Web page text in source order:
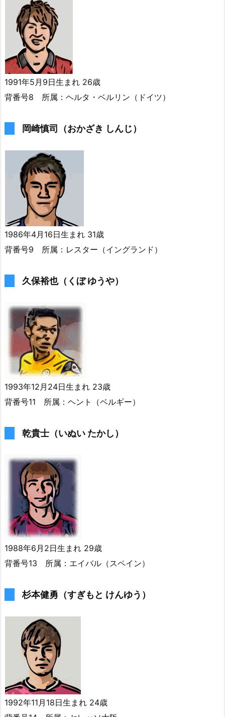
1991年5月9日生まれ 26歳
背番号8 所属：ヘルタ・ベルリン（ドイツ）
岡崎慎司（おかざき しんじ）
1986年4月16日生まれ 31歳
背番号9 所属：レスター（イングランド）
久保裕也（くぼ ゆうや）
1993年12月24日生まれ 23歳
背番号11 所属：ヘント（ベルギー）
乾貴士（いぬい たかし）
1988年6月2日生まれ 29歳
背番号13 所属：エイバル（スペイン）
杉本健勇（すぎもと けんゆう）
1992年11月18日生まれ 24歳